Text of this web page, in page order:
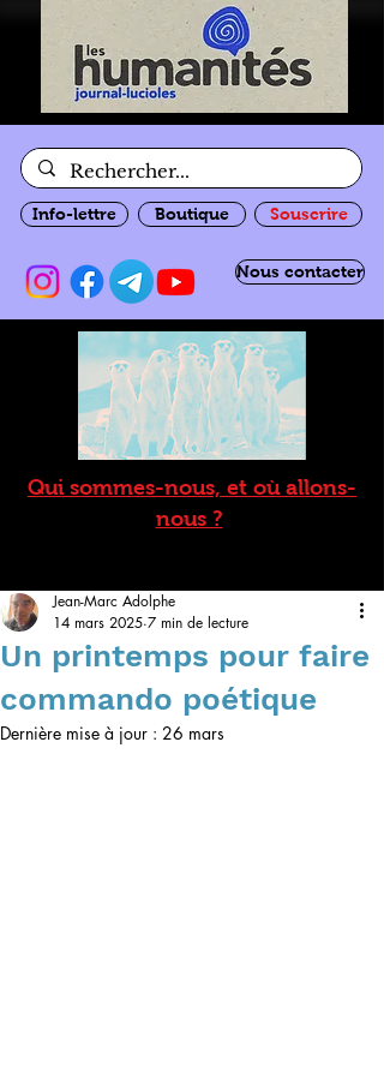
Info-lettre Boutique Souscrire
Nous contacter
Qui sommes-nous, et où allons-
nous ?
Un printemps pour faire
commando poétique
Jean-Marc Adolphe
14 mars 2025 7 min de lecture
Dernière mise à jour : 26 mars